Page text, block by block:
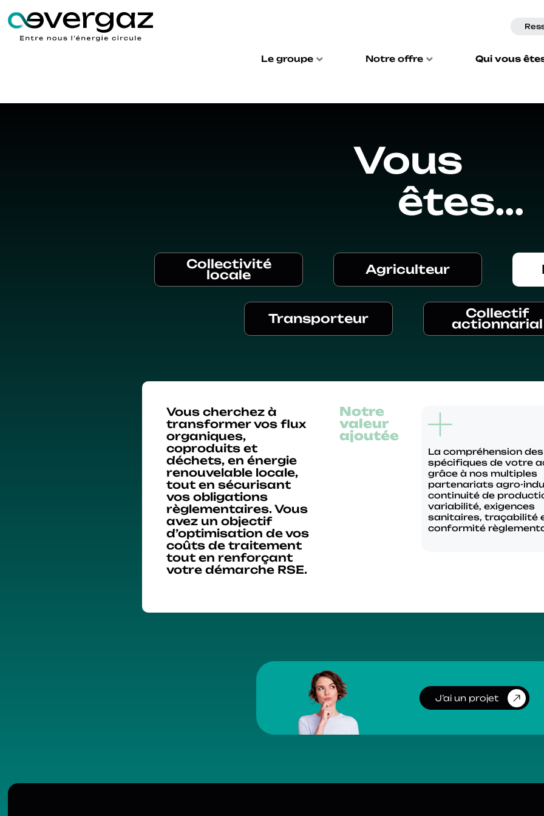
Le groupe Notre offre Qui vous
Vous
êtes...
Collectivité
locale Agriculteur
Transporteur Collectif
actionnarial
Vous cherchez à
transformer vos flux
organiques,
coproduits et
déchets, en énergie
renouvelable locale,
tout en sécurisant
vos obligations
règlementaires. Vous
avez un objectif
d’optimisation de vos
coûts de traitement
tout en renforçant
votre démarche RSE.
Notre
valeur
ajoutée
La compréhension
spécifiques de votre
grâce à nos multiples
partenariats agro-
continuité de
variabilité, exigences
sanitaires, traçabilité
conformité
J’ai un projet